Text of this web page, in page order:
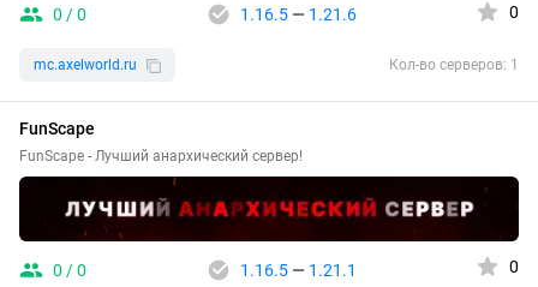
0 / 0 1.16.5— 1.21.6 0
mc.axelworld.ru Кол-во серверов: 1
FunScape
FunScape - Лучший анархический сервер!
0 / 0 1.16.5— 1.21.1 0